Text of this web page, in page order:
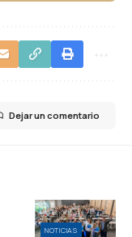
Dejar un comentario
NOTICIAS